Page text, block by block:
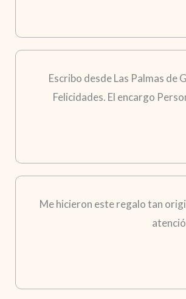
Escribo desde Las Palmas
Felicidades. El encargo
Me hicieron este regalo tan